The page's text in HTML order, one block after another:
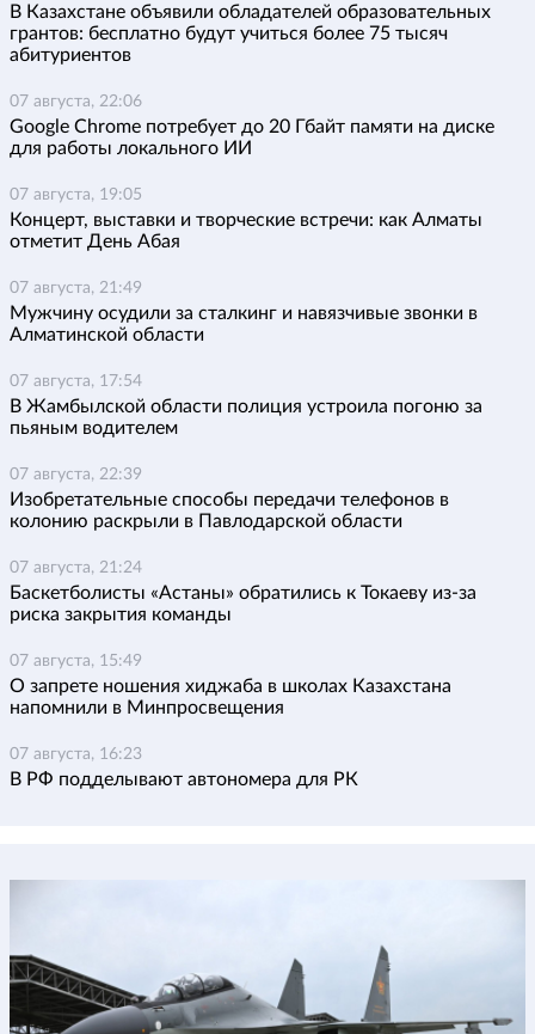
В Казахстане объявили обладателей образовательных
грантов: бесплатно будут учиться более 75 тысяч
абитуриентов
07 августа, 22:06
Google Chrome потребует до 20 Гбайт памяти на диске
для работы локального ИИ
07 августа, 19:05
Концерт, выставки и творческие встречи: как Алматы
отметит День Абая
07 августа, 21:49
Мужчину осудили за сталкинг и навязчивые звонки в
Алматинской области
07 августа, 17:54
В Жамбылской области полиция устроила погоню за
пьяным водителем
07 августа, 22:39
Изобретательные способы передачи телефонов в
колонию раскрыли в Павлодарской области
07 августа, 21:24
Баскетболисты «Астаны» обратились к Токаеву из-за
риска закрытия команды
07 августа, 15:49
О запрете ношения хиджаба в школах Казахстана
напомнили в Минпросвещения
07 августа, 16:23
В РФ подделывают автономера для РК